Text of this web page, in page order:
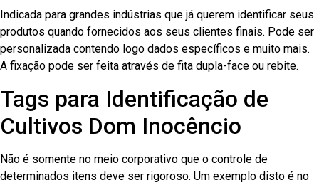
Indicada para grandes indústrias que já querem identificar seus
produtos quando fornecidos aos seus clientes finais. Pode ser
personalizada contendo logo dados específicos e muito mais.
A fixação pode ser feita através de fita dupla-face ou rebite.
Tags para Identificação de
Cultivos Dom Inocêncio
Não é somente no meio corporativo que o controle de
determinados itens deve ser rigoroso. Um exemplo disto é no